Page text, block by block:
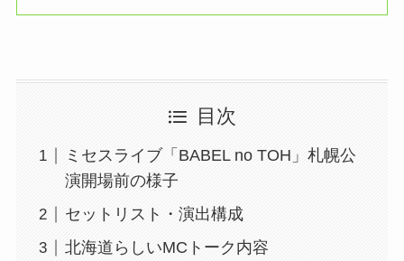
目次
ミセスライブ「BABEL no TOH」札幌公
演開場前の様子
セットリスト・演出構成
北海道らしいMCトーク内容